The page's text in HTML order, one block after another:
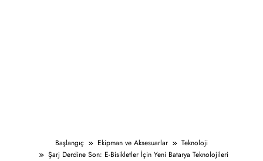
Başlangıç Ekipman ve Aksesuarlar
Teknoloji
Şarj Derdine Son: E-Bisikletler İçin Yeni Batarya Teknolojileri